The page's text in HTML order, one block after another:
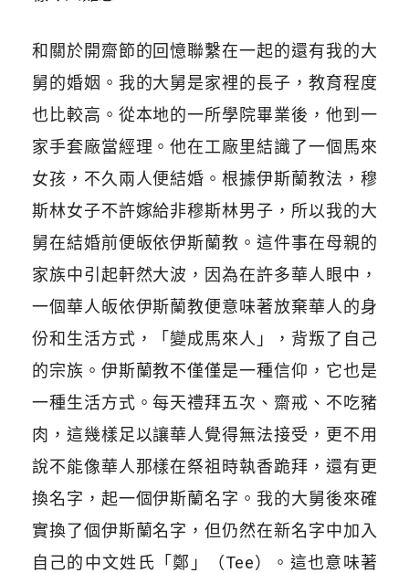
和關於開齋節的回憶聯繫在一起的還有我的大
舅的婚姻。我的大舅是家裡的長子，教育程度
也比較高。從本地的一所學院畢業後，他到一
家手套廠當經理。他在工廠里結識了一個馬來
女孩，不久兩人便結婚。根據伊斯蘭教法，穆
斯林女子不許嫁給非穆斯林男子，所以我的大
舅在結婚前便皈依伊斯蘭教。這件事在母親的
家族中引起軒然大波，因為在許多華人眼中，
一個華人皈依伊斯蘭教便意味著放棄華人的身
份和生活方式，「變成馬來人」，背叛了自己
的宗族。伊斯蘭教不僅僅是一種信仰，它也是
一種生活方式。每天禮拜五次、齋戒、不吃豬
肉，這幾樣足以讓華人覺得無法接受，更不用
說不能像華人那樣在祭祖時執香跪拜，還有更
換名字，起一個伊斯蘭名字。我的大舅後來確
實換了個伊斯蘭名字，但仍然在新名字中加入
自己的中文姓氏「鄭」（Tee）。這也意味著